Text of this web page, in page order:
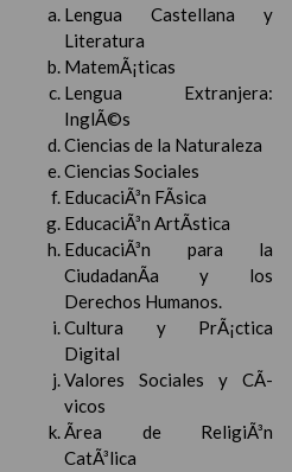
Lengua Castellana y
Literatura
MatemÃ¡ticas
Lengua Extranjera:
InglÃ©s
Ciencias de la Naturaleza
Ciencias Sociales
EducaciÃ³n FÃ­sica
EducaciÃ³n ArtÃ­stica
EducaciÃ³n para la
CiudadanÃ­a y los
Derechos Humanos.
Cultura y PrÃ¡ctica
Digital
Valores Sociales y CÃ­
vicos
Ãrea de ReligiÃ³n
CatÃ³lica